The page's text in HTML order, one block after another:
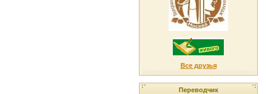
Все друзья
Переводчик